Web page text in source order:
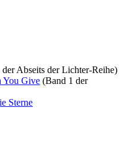
Abseits der Lichter-Reihe)
You Give (Band 1 der
Sterne